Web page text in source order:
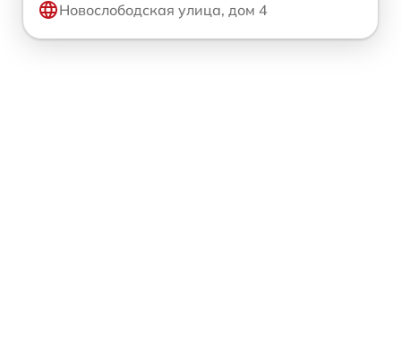
Новослободская улица, дом 4